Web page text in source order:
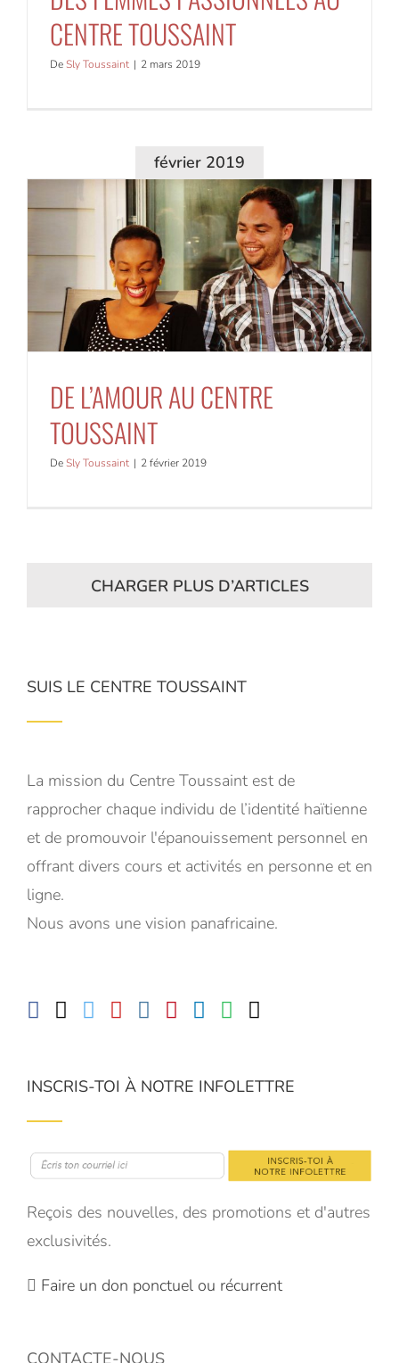
CENTRE TOUSSAINT
DeSly Toussaint | 2 mars 2019
février 2019
DE L’AMOUR AU CENTRE
TOUSSAINT
DeSly Toussaint | 2 février 2019
CHARGER PLUS D’ARTICLES
SUIS LE CENTRE TOUSSAINT
La mission du Centre Toussaint est de
rapprocher chaque individu de l’identité haïtienne
et de promouvoir l'épanouissement personnel en
offrant divers cours et activités en personne et en
ligne.
Nous avons une vision panafricaine.
INSCRIS-TOI À NOTRE INFOLETTRE
Reçois des nouvelles, des promotions et d'autres
exclusivités.
Faire un don ponctuel ou récurrent
CONTACTE-NOUS